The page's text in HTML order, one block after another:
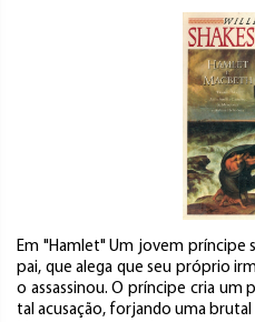
Em "Hamlet" Um jovem príncipe
pai, que alega que seu próprio
o assassinou. O príncipe cria um
tal acusação, forjando uma brutal